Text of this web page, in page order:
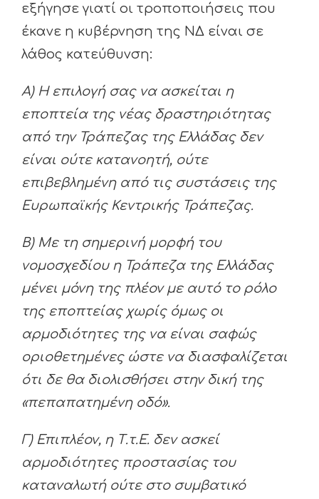
εξήγησε γιατί οι τροποποιήσεις που
έκανε η κυβέρνηση της ΝΔ είναι σε
λάθος κατεύθυνση:
Α) Η επιλογή σας να ασκείται η
εποπτεία της νέας δραστηριότητας
από την Τράπεζας της Ελλάδας δεν
είναι ούτε κατανοητή, ούτε
επιβεβλημένη από τις συστάσεις της
Ευρωπαϊκής Κεντρικής Τράπεζας.
Β) Με τη σημερινή μορφή του
νομοσχεδίου η Τράπεζα της Ελλάδας
μένει μόνη της πλέον με αυτό το ρόλο
της εποπτείας χωρίς όμως οι
αρμοδιότητες της να είναι σαφώς
οριοθετημένες ώστε να διασφαλίζεται
ότι δε θα διολισθήσει στην δική της
«πεπαπατημένη οδό».
Γ) Επιπλέον, η Τ.τ.Ε. δεν ασκεί
αρμοδιότητες προστασίας του
καταναλωτή ούτε στο συμβατικό